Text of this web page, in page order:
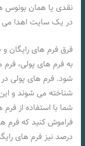
نقدی یا همان بونوس
در یک سایت اهدا
فرق فرم های رایگان
به فرم های پولی،
شود. فرم های پولی
شناخته می شوند و
شما با استفاده از فرم
درصد نیز فرم های